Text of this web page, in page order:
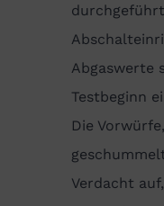
Abgaswerte
Testbeginn
Die
Verdacht